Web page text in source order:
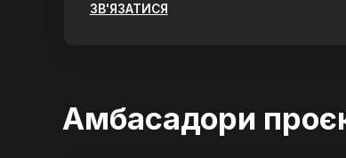
ЗВ'ЯЗАТИСЯ
Амбасадори